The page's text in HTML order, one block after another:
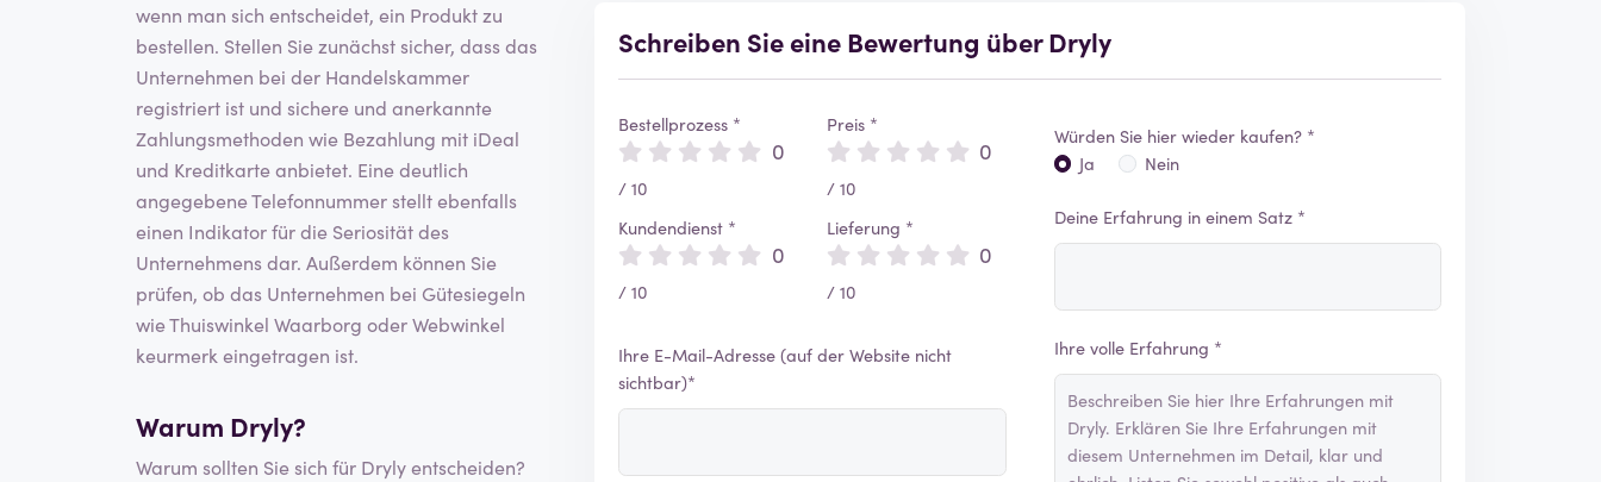
wenn man sich entscheidet, ein Produkt zu
bestellen. Stellen Sie zunächst sicher, dass das
Unternehmen bei der Handelskammer
registriert ist und sichere und anerkannte
Zahlungsmethoden wie Bezahlung mit iDeal
und Kreditkarte anbietet. Eine deutlich
angegebene Telefonnummer stellt ebenfalls
einen Indikator für die Seriosität des
Unternehmens dar. Außerdem können Sie
prüfen, ob das Unternehmen bei Gütesiegeln
wie Thuiswinkel Waarborg oder Webwinkel
keurmerk eingetragen ist.
Warum Dryly?
Warum sollten Sie sich für Dryly entscheiden?
Schreiben Sie eine Bewertung über Dryly
Bestellprozess *
0
/ 10
Kundendienst *
0
/ 10
Preis *
0
/ 10
Lieferung *
0
/ 10
Ihre E-Mail-Adresse (auf der Website nicht
sichtbar)*
Würden Sie hier wieder kaufen? *
Ja
Nein
Deine Erfahrung in einem Satz *
Ihre volle Erfahrung *